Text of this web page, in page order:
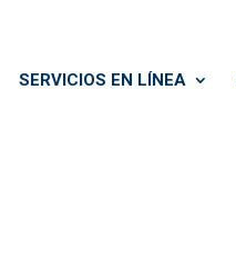
SERVICIOS EN LÍNEA